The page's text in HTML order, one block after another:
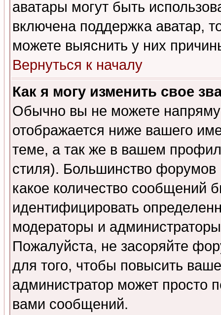
аватары могут быть
включена поддержка аватар,
можете выяснить у них
Вернуться к началу
Как я могу изменить свое
Обычно вы не можете
отображается ниже вашего
теме, а так же в вашем
стиля). Большинство форумов
какое количество сообщений
идентифицировать
модераторы и
Пожалуйста, не засоряйте
для того, чтобы повысить
администратор может просто
вами сообщений.